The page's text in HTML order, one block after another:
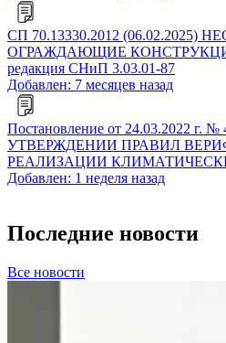
СП 70.13330.2012 (06.02.2025)
ОГРАЖДАЮЩИЕ КОНСТРУКЦИИ
редакция СНиП 3.03.01-87
Добавлен: 7 месяцев назад
Постановление от 24.03.2022 г.
УТВЕРЖДЕНИИ ПРАВИЛ
РЕАЛИЗАЦИИ
Добавлен: 1 неделя назад
Последние новости
Все новости